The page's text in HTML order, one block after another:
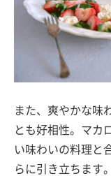
また、爽やかな味
とも好相性。マカ
い味わいの料理と
らに引き立ちます。